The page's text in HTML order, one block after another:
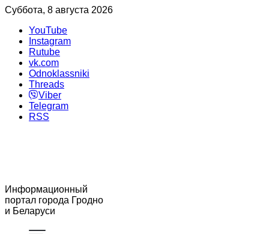
Суббота, 8 августа 2026
YouTube
Instagram
Rutube
vk.com
Odnoklassniki
Threads
Viber
Telegram
RSS
Информационный
портал города Гродно
и Беларуси